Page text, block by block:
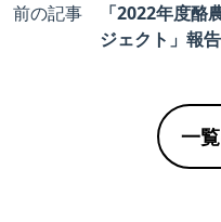
前の記事
「2022年度酪
ジェクト」報
一